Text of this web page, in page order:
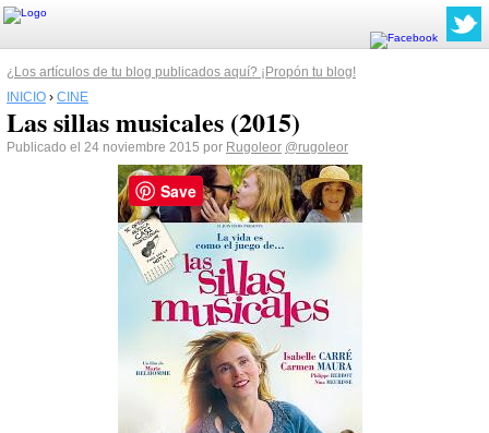
¿Los artículos de tu blog publicados aquí? ¡Propón tu blog!
INICIO › CINE
Las sillas musicales (2015)
Publicado el 24 noviembre 2015 por Rugoleor @rugoleor
Save